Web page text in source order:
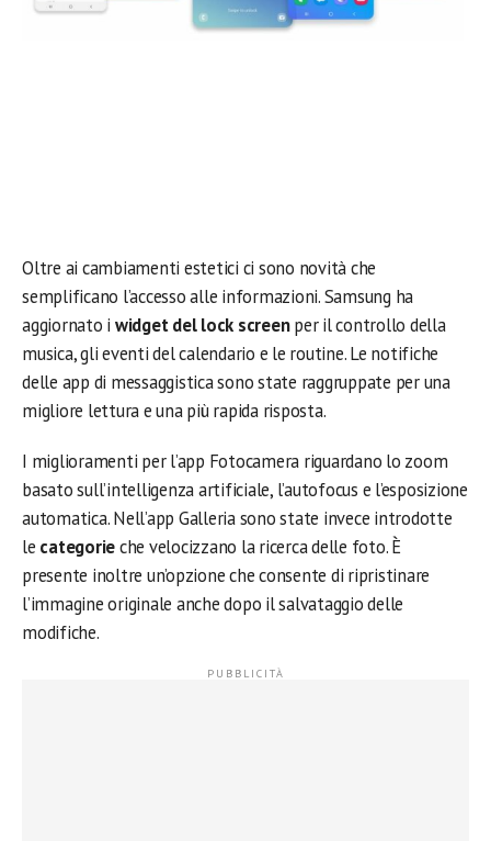
Oltre ai cambiamenti estetici ci sono novità che
semplificano l’accesso alle informazioni. Samsung ha
aggiornato i widget del lock screenper il controllo della
musica, gli eventi del calendario e le routine. Le notifiche
delle app di messaggistica sono state raggruppate per una
migliore lettura e una più rapida risposta.
I miglioramenti per l’app Fotocamera riguardano lo zoom
basato sull’intelligenza artificiale, l’autofocus e l’esposizione
automatica. Nell’app Galleria sono state invece introdotte
le categorieche velocizzano la ricerca delle foto. È
presente inoltre un’opzione che consente di ripristinare
l’immagine originale anche dopo il salvataggio delle
modifiche.